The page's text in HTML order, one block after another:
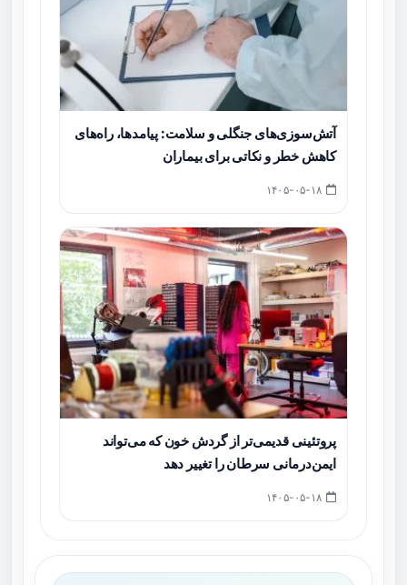
آتش‌سوزی‌های جنگلی و سلامت: پیامدها، راه‌های
کاهش خطر و نکاتی برای بیماران
پروتئینی قدیمی‌تر از گردش خون که می‌تواند
ایمن‌درمانی سرطان را تغییر دهد